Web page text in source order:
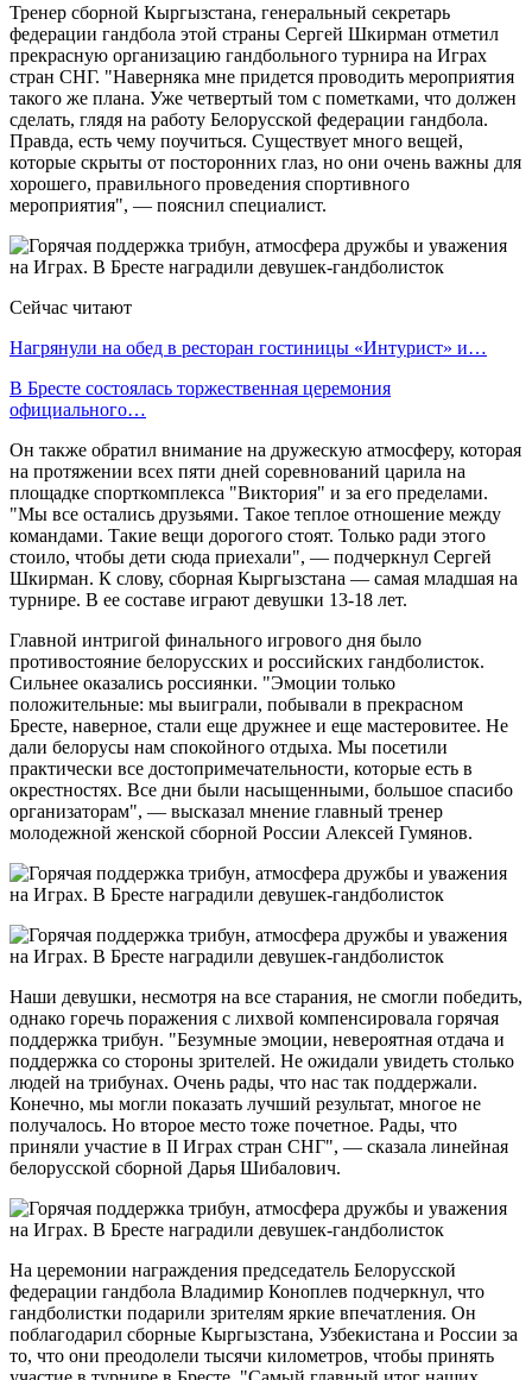
Тренер сборной Кыргызстана, генеральный секретарь
федерации гандбола этой страны Сергей Шкирман отметил
прекрасную организацию гандбольного турнира на Играх
стран СНГ. "Наверняка мне придется проводить мероприятия
такого же плана. Уже четвертый том с пометками, что должен
сделать, глядя на работу Белорусской федерации гандбола.
Правда, есть чему поучиться. Существует много вещей,
которые скрыты от посторонних глаз, но они очень важны для
хорошего, правильного проведения спортивного
мероприятия", — пояснил специалист.
Сейчас читают
Нагрянули на обед в ресторан гостиницы «Интурист» и…
В Бресте состоялась торжественная церемония
официального…
Он также обратил внимание на дружескую атмосферу, которая
на протяжении всех пяти дней соревнований царила на
площадке спорткомплекса "Виктория" и за его пределами.
"Мы все остались друзьями. Такое теплое отношение между
командами. Такие вещи дорогого стоят. Только ради этого
стоило, чтобы дети сюда приехали", — подчеркнул Сергей
Шкирман. К слову, сборная Кыргызстана — самая младшая на
турнире. В ее составе играют девушки 13-18 лет.
Главной интригой финального игрового дня было
противостояние белорусских и российских гандболисток.
Сильнее оказались россиянки. "Эмоции только
положительные: мы выиграли, побывали в прекрасном
Бресте, наверное, стали еще дружнее и еще мастеровитее. Не
дали белорусы нам спокойного отдыха. Мы посетили
практически все достопримечательности, которые есть в
окрестностях. Все дни были насыщенными, большое спасибо
организаторам", — высказал мнение главный тренер
молодежной женской сборной России Алексей Гумянов.
Наши девушки, несмотря на все старания, не смогли победить,
однако горечь поражения с лихвой компенсировала горячая
поддержка трибун. "Безумные эмоции, невероятная отдача и
поддержка со стороны зрителей. Не ожидали увидеть столько
людей на трибунах. Очень рады, что нас так поддержали.
Конечно, мы могли показать лучший результат, многое не
получалось. Но второе место тоже почетное. Рады, что
приняли участие в II Играх стран СНГ", — сказала линейная
белорусской сборной Дарья Шибалович.
На церемонии награждения председатель Белорусской
федерации гандбола Владимир Коноплев подчеркнул, что
гандболистки подарили зрителям яркие впечатления. Он
поблагодарил сборные Кыргызстана, Узбекистана и России за
то, что они преодолели тысячи километров, чтобы принять